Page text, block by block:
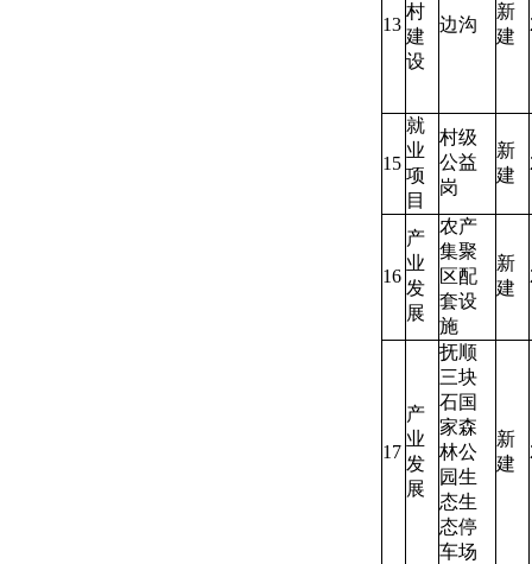
13
村
建
设
边沟
新
建
15
就
业
项
目
村级
公益
岗
新
建
16
产
业
发
展
农产
集聚
区配
套设
施
新
建
17
产
业
发
展
抚顺
三块
石国
家森
林公
园生
态生
态停
车场
新
建